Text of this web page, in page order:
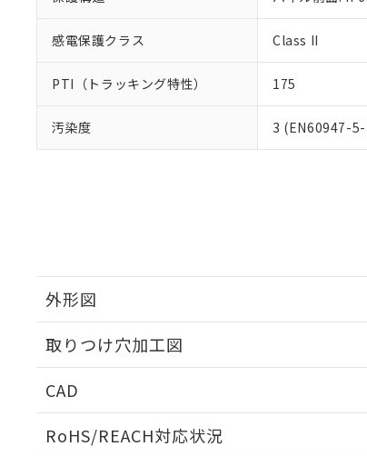
感電保護クラス Class II
PTI（トラッキング特性） 175
汚染度 3 (EN60947-
外形図
取りつけ穴加工図
CAD
RoHS/REACH対応状況